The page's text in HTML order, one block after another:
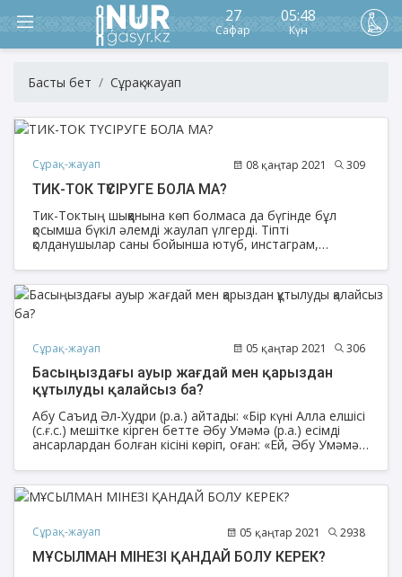
27
Сафар
05:48
Күн
Басты бет Сұрақ-жауап
Сұрақ-жауап 08 қаңтар 2021 309
ТИК-ТОК ТҮСІРУГЕ БОЛА МА?
Тик-Токтың шыққанына көп болмаса да бүгінде бұл
қосымша бүкіл әлемді жаулап үлгерді. Тіпті
қолданушылар саны бойынша ютуб, инстаграм,
Сұрақ-жауап 05 қаңтар 2021 306
Басыңыздағы ауыр жағдай мен қарыздан
құтылуды қалайсыз ба?
Абу Саъид Әл-Худри (р.а.) айтады: «Бір күні Алла елшісі
(с.ғ.с.) мешітке кірген бетте Әбу Умәмә (р.а.) есімді
ансарлардан болған кісіні көріп, оған: «Ей, Әбу Умәмә
күйде отыратыныңды көретіндей не жағдай болды?» -
деп сұрағанда, ол:
Сұрақ-жауап 05 қаңтар 2021 2938
МҰСЫЛМАН МІНЕЗІ ҚАНДАЙ БОЛУ КЕРЕК?